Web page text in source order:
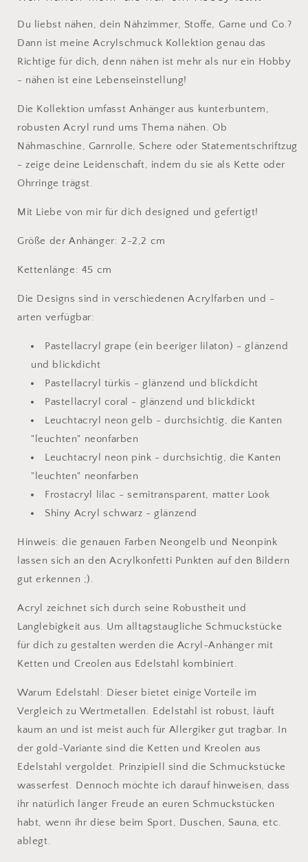
Du liebst nähen, dein Nähzimmer, Stoffe, Garne und Co.?
Dann ist meine Acrylschmuck Kollektion genau das
Richtige für dich, denn nähen ist mehr als nur ein Hobby
- nähen ist eine Lebenseinstellung!
Die Kollektion umfasst Anhänger aus kunterbuntem,
robusten Acryl rund ums Thema nähen. Ob
Nähmaschine, Garnrolle, Schere oder Statementschriftzug
- zeige deine Leidenschaft, indem du sie als Kette oder
Ohrringe trägst.
Mit Liebe von mir für dich designed und gefertigt!
Größe der Anhänger: 2-2,2 cm
Kettenlänge: 45 cm
Die Designs sind in verschiedenen Acrylfarben und -
arten verfügbar:
Pastellacryl grape (ein beeriger lilaton) - glänzend
und blickdicht
Pastellacryl türkis - glänzend und blickdicht
Pastellacryl coral - glänzend und blickdickt
Leuchtacryl neon gelb - durchsichtig, die Kanten
"leuchten" neonfarben
Leuchtacryl neon pink - durchsichtig, die Kanten
"leuchten" neonfarben
Frostacryl lilac - semitransparent, matter Look
Shiny Acryl schwarz - glänzend
Hinweis: die genauen Farben Neongelb und Neonpink
lassen sich an den Acrylkonfetti Punkten auf den Bildern
gut erkennen ;).
Acryl zeichnet sich durch seine Robustheit und
Langlebigkeit aus. Um alltagstaugliche Schmuckstücke
für dich zu gestalten werden die Acryl-Anhänger mit
Ketten und Creolen aus Edelstahl kombiniert.
Warum Edelstahl: Dieser bietet einige Vorteile im
Vergleich zu Wertmetallen. Edelstahl ist robust, läuft
kaum an und ist meist auch für Allergiker gut tragbar. In
der gold-Variante sind die Ketten und Kreolen aus
Edelstahl vergoldet. Prinzipiell sind die Schmuckstücke
wasserfest. Dennoch möchte ich darauf hinweisen, dass
ihr natürlich länger Freude an euren Schmuckstücken
habt, wenn ihr diese beim Sport, Duschen, Sauna, etc.
ablegt.